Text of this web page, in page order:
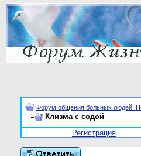
Форум общения больных людей.
Клизма с содой
Регистрация